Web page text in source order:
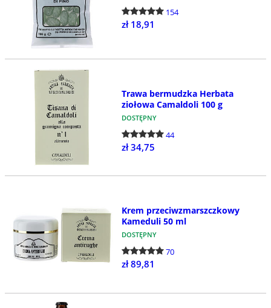
154
zł 18,91
Trawa bermudzka Herbata
ziołowa Camaldoli 100 g
DOSTĘPNY
44
zł 34,75
Krem przeciwzmarszczkowy
Kameduli 50 ml
DOSTĘPNY
70
zł 89,81